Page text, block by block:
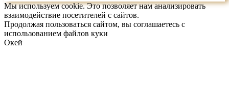
Мы используем cookie. Это позволяет нам анализировать
взаимодействие посетителей с сайтов.
Продолжая пользоваться сайтом, вы соглашаетесь с
использованием файлов куки
Окей